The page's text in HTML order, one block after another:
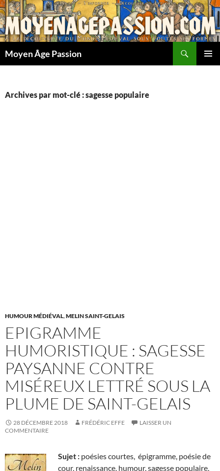
Aller
au
contenu
Moyen Âge Passion
Archives par mot-clé : sagesse populaire
HUMOUR MÉDIÉVAL,MELIN SAINT-GELAIS
EPIGRAMME
HUMORISTIQUE : SAGESSE
PAYSANNE CONTRE
MISÉREUX LETTRÉ SOUS LA
PLUME DE SAINT-GELAIS
28 DÉCEMBRE 2018 FRÉDÉRIC EFFE
LAISSER UN
COMMENTAIRE
Sujet : poésies courtes, épigramme, poésie de
cour, renaissance. humour, sagesse populaire,